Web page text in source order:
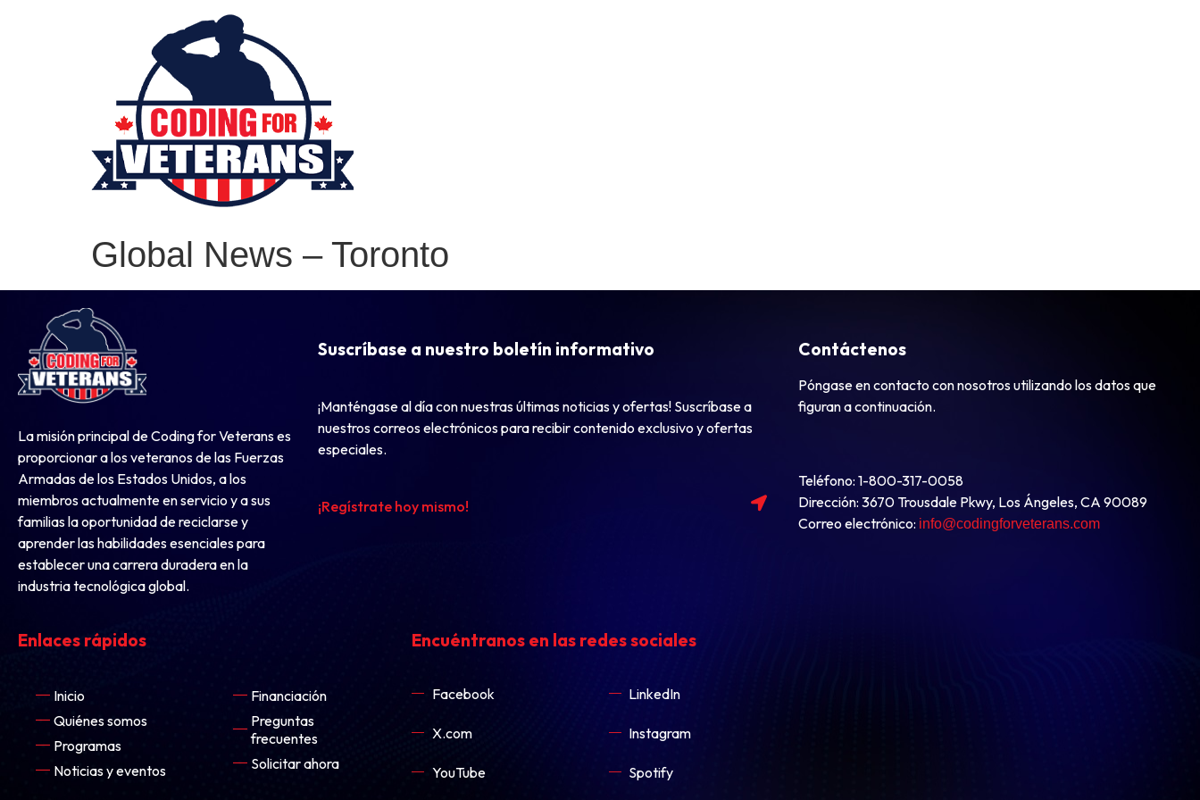
Global News – Toronto
La misión principal de Coding for Veterans es
proporcionar a los veteranos de las Fuerzas
Armadas de los Estados Unidos, a los
miembros actualmente en servicio y a sus
familias la oportunidad de reciclarse y
aprender las habilidades esenciales para
establecer una carrera duradera en la
industria tecnológica global.
Suscríbase a nuestro boletín informativo
¡Manténgasealdíaconnuestrasúltimasnoticiasyofertas! Suscríbasea
nuestroscorreoselectrónicospararecibircontenido exclusivo yofertas
especiales.
¡Regístrate hoy mismo!
Contáctenos
Póngaseencontacto connosotrosutilizando losdatosque
figuranacontinuación.
Teléfono: 1-800-317-0058
Dirección: 3670 Trousdale Pkwy, Los Ángeles, CA 90089
Correo electrónico: info@codingforveterans.com
Enlaces rápidos Encuéntranos en las redessociales
Inicio
Quiénes somos
Programas
Noticias y eventos
Financiación
Preguntas
frecuentes
Solicitar ahora
Facebook
X.com
YouTube
LinkedIn
Instagram
Spotify